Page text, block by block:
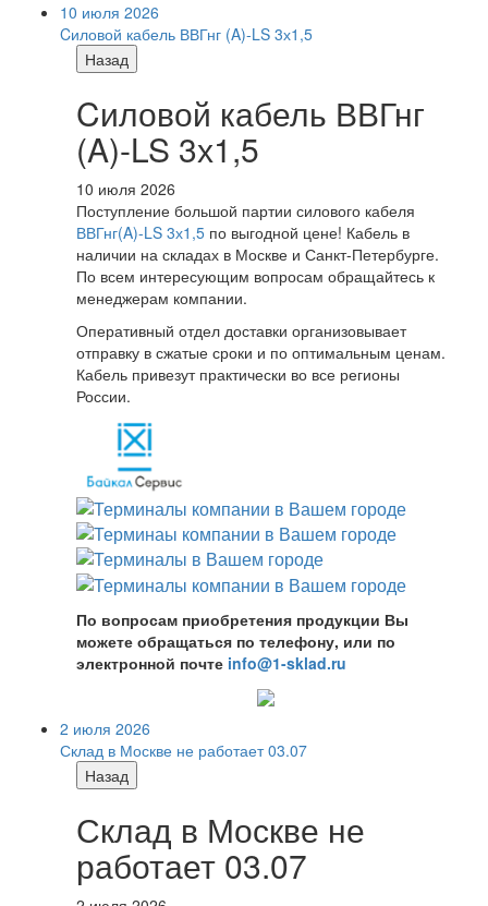
10 июля 2026
Cиловой кабель ВВГнг (A)-LS 3х1,5
Назад
Cиловой кабель ВВГнг
(A)-LS 3х1,5
10 июля 2026
Поступление большой партии силового кабеля
ВВГнг(A)-LS 3х1,5 по выгодной цене! Кабель в
наличии на складах в Москве и Санкт-Петербурге.
По всем интересующим вопросам обращайтесь к
менеджерам компании.
Оперативный отдел доставки организовывает
отправку в сжатые сроки и по оптимальным ценам.
Кабель привезут практически во все регионы
России.
По вопросам приобретения продукции Вы
можете обращаться по телефону, или по
электронной почте info@1-sklad.ru
2 июля 2026
Склад в Москве не работает 03.07
Назад
Склад в Москве не
работает 03.07